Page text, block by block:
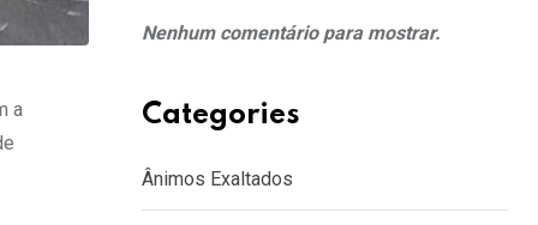
a
Nenhum comentário para mostrar.
Categories
Ânimos Exaltados